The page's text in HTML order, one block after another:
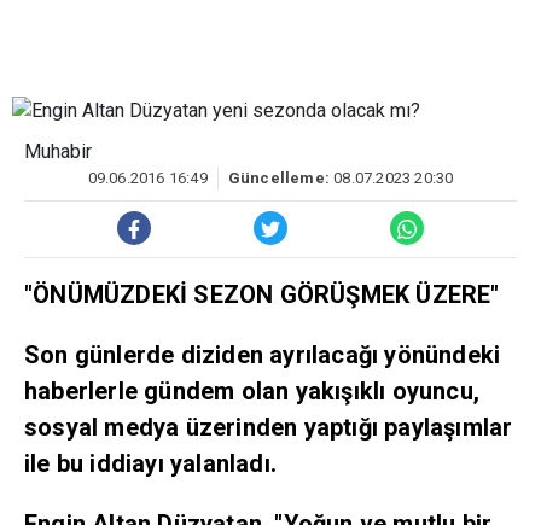
Muhabir
09.06.2016 16:49 Güncelleme: 08.07.2023 20:30
"ÖNÜMÜZDEKİ SEZON GÖRÜŞMEK ÜZERE"
Son günlerde diziden ayrılacağı yönündeki
haberlerle gündem olan yakışıklı oyuncu,
sosyal medya üzerinden yaptığı paylaşımlar
ile bu iddiayı yalanladı.